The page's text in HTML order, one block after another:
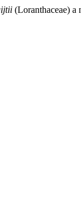
(Loranthaceae)